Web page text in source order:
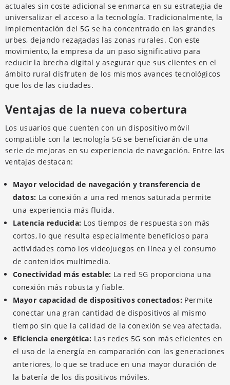
actuales sin coste adicional se enmarca en su estrategia de
universalizar el acceso a la tecnología. Tradicionalmente, la
implementación del 5G se ha concentrado en las grandes
urbes, dejando rezagadas las zonas rurales. Con este
movimiento, la empresa da un paso significativo para
reducir la brecha digital y asegurar que sus clientes en el
ámbito rural disfruten de los mismos avances tecnológicos
que los de las ciudades.
Ventajas de la nueva cobertura
Los usuarios que cuenten con un dispositivo móvil
compatible con la tecnología 5G se beneficiarán de una
serie de mejoras en su experiencia de navegación. Entre las
ventajas destacan:
Mayor velocidad de navegación y transferencia de
datos: La conexión a una red menos saturada permite
una experiencia más fluida.
Latencia reducida: Los tiempos de respuesta son más
cortos, lo que resulta especialmente beneficioso para
actividades como los videojuegos en línea y el consumo
de contenidos multimedia.
Conectividad más estable: La red 5G proporciona una
conexión más robusta y fiable.
Mayor capacidad de dispositivos conectados: Permite
conectar una gran cantidad de dispositivos al mismo
tiempo sin que la calidad de la conexión se vea afectada.
Eficiencia energética: Las redes 5G son más eficientes en
el uso de la energía en comparación con las generaciones
anteriores, lo que se traduce en una mayor duración de
la batería de los dispositivos móviles.